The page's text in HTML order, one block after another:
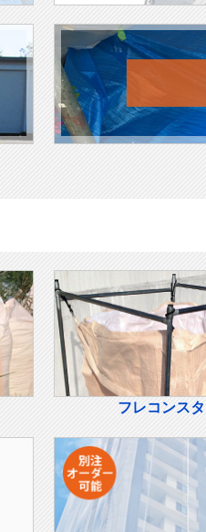
フレコンス